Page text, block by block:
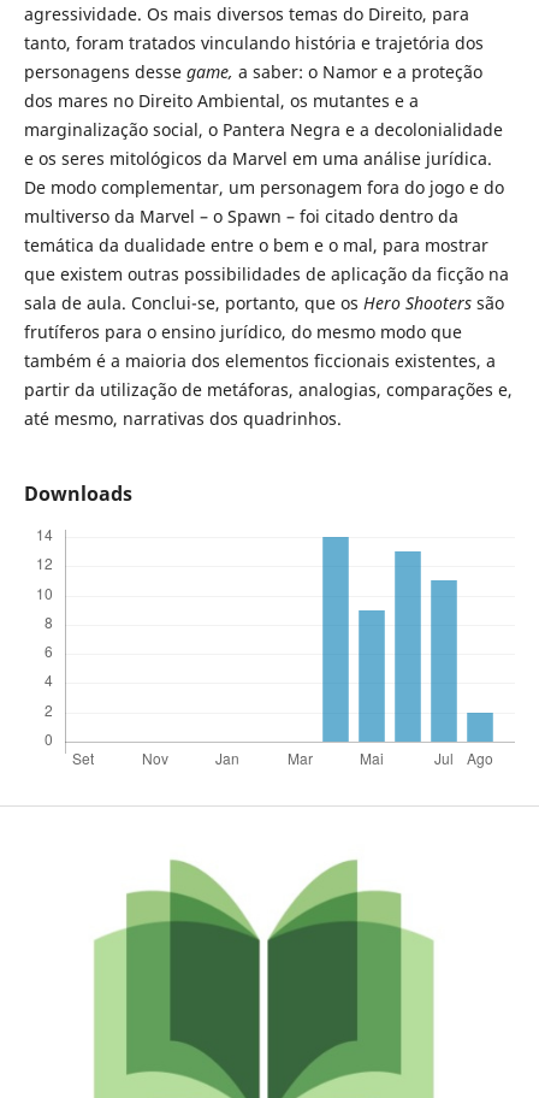
agressividade. Os mais diversos temas do Direito, para
tanto, foram tratados vinculando história e trajetória dos
personagens desse game, a saber: o Namor e a proteção
dos mares no Direito Ambiental, os mutantes e a
marginalização social, o Pantera Negra e a decolonialidade
e os seres mitológicos da Marvel em uma análise jurídica.
De modo complementar, um personagem fora do jogo e do
multiverso da Marvel – o Spawn – foi citado dentro da
temática da dualidade entre o bem e o mal, para mostrar
que existem outras possibilidades de aplicação da ficção na
sala de aula. Conclui-se, portanto, que os Hero Shooters são
frutíferos para o ensino jurídico, do mesmo modo que
também é a maioria dos elementos ficcionais existentes, a
partir da utilização de metáforas, analogias, comparações e,
até mesmo, narrativas dos quadrinhos.
Downloads